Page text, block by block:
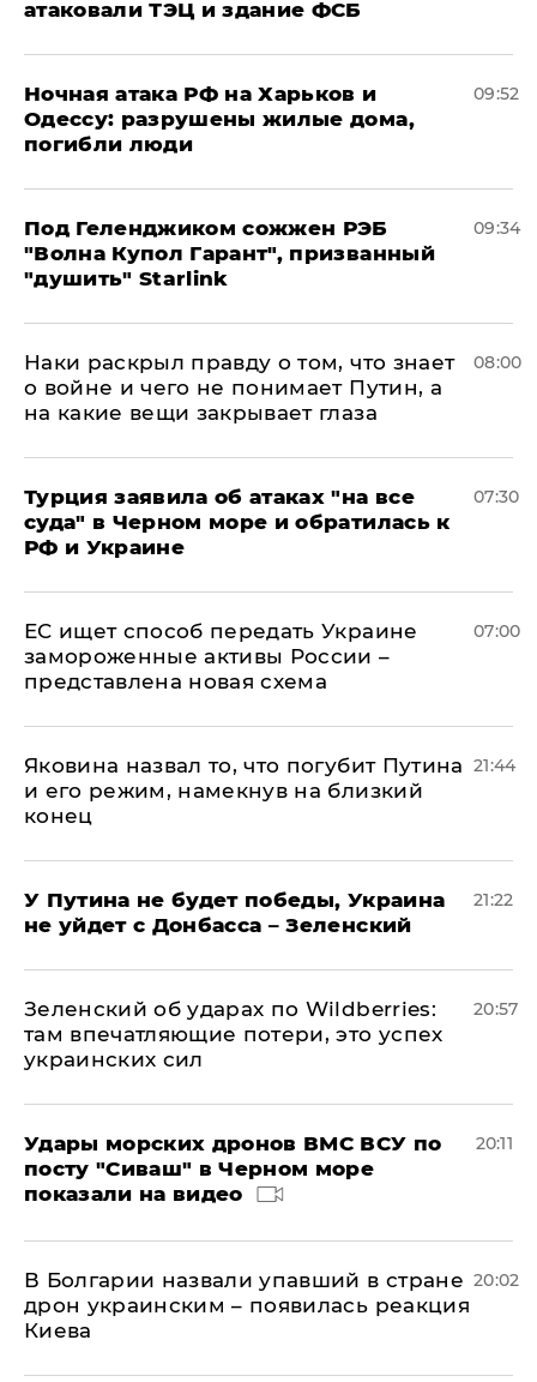
атаковали ТЭЦ и здание ФСБ
​Ночная атака РФ на Харьков и
Одессу: разрушены жилые дома,
погибли люди
09:52
Под Геленджиком сожжен РЭБ
"Волна Купол Гарант", призванный
"душить" Starlink
09:34
Наки раскрыл правду о том, что знает
о войне и чего не понимает Путин, а
на какие вещи закрывает глаза
08:00
Турция заявила об атаках "на все
суда" в Черном море и обратилась к
РФ и Украине
07:30
ЕС ищет способ передать Украине
замороженные активы России –
представлена новая схема
07:00
Яковина назвал то, что погубит Путина
и его режим, намекнув на близкий
конец
21:44
У Путина не будет победы, Украина
не уйдет с Донбасса – Зеленский
21:22
Зеленский об ударах по Wildberries:
там впечатляющие потери, это успех
украинских сил
20:57
Удары морских дронов ВМС ВСУ по
посту "Сиваш" в Черном море
показали на видео
20:11
В Болгарии назвали упавший в стране
дрон украинским – появилась реакция
Киева
20:02